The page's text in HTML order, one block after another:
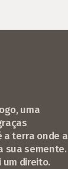
uma
a terra onde a
sua semente.
um direito.